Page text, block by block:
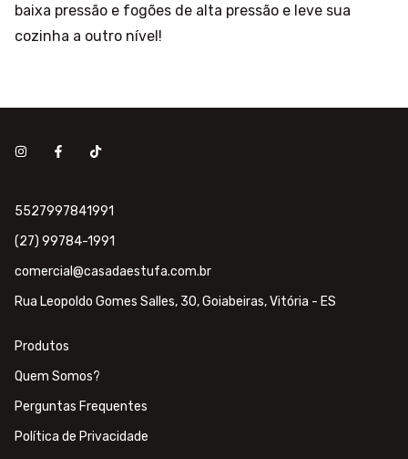
baixa pressão e fogões de alta pressão e leve sua
cozinha a outro nível!
5527997841991
(27) 99784-1991
comercial@casadaestufa.com.br
Rua Leopoldo Gomes Salles, 30, Goiabeiras, Vitória - ES
Produtos
Quem Somos?
Perguntas Frequentes
Política de Privacidade